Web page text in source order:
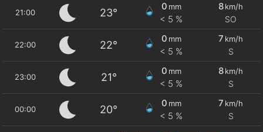
21:00 23°
0 mm
< 5 %
8km/h
SO
22:00 22°
0 mm
< 5 %
7 km/h
S
23:00 21°
0 mm
< 5 %
8km/h
S
00:00 20°
0 mm
< 5 %
7 km/h
S